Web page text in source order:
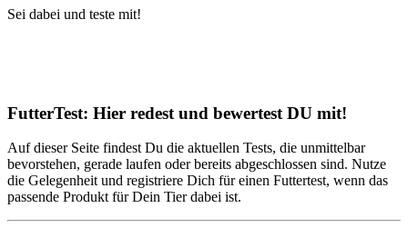
Sei dabei und teste mit!
FutterTest: Hier redest und bewertest DU mit!
Auf dieser Seite findest Du die aktuellen Tests, die unmittelbar
bevorstehen, gerade laufen oder bereits abgeschlossen sind. Nutze
die Gelegenheit und registriere Dich für einen Futtertest, wenn das
passende Produkt für Dein Tier dabei ist.